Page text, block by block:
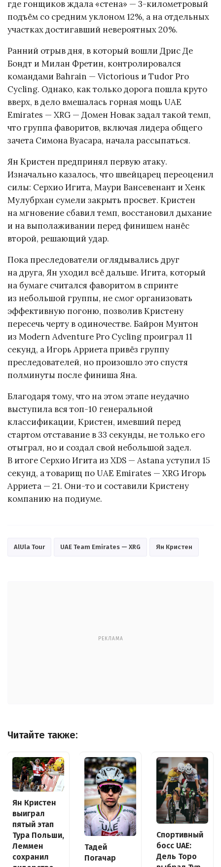
где гонщиков ждала «стена» — 3-километровый
подъём со средним уклоном 12%, а на отдельных
участках достигавший невероятных 20%.
Ранний отрыв дня, в который вошли Дрис Де
Бондт и Милан Фретин, контролировался
командами Bahrain — Victorious и Tudor Pro
Cycling. Однако, как только дорога пошла круто
вверх, в дело вмешалась горная мощь UAE
Emirates — XRG — Домен Новак задал такой темп,
что группа фаворитов, включая лидера общего
зачета Симона Вуасара, начала рассыпаться.
Ян Кристен предпринял первую атаку.
Изначально казалось, что швейцарец переоценил
силы: Серхио Игита, Маури Вансевенант и Хенк
Мулубрхан сумели закрыть просвет. Кристен
на мгновение сбавил темп, восстановил дыхание
и на выполаживании перед финишем нанёс
второй, решающий удар.
Пока преследователи оглядывались друг
на друга, Ян уходил всё дальше. Игита, который
на бумаге считался фаворитом в спринте
из небольшой группы, не смог организовать
эффективную погоню, позволив Кристену
пересечь черту в одиночестве. Байрон Мунтон
из Modern Adventure Pro Cycling проиграл 11
секунд, а Игорь Арриета привёз группу
преследователей, но произошло это спустя
полминуты после финиша Яна.
Благодаря тому, что на этом этапе неудачно
выступила вся топ-10 генеральной
классификации, Кристен, имевший перед
стартом отставание в 33 секунды, не только его
отыграл, но и создал свой небольшой задел.
В итоге Серхио Игита из XDS — Astana уступил 15
секунд, а товарищ по UAE Emirates — XRG Игорь
Арриета — 21. Они-то и составили Кристену
компанию на подиуме.
AlUla Tour UAE Team Emirates — XRG Ян Кристен
РЕКЛАМА
Читайте также:
Ян Кристен
выиграл
пятый этап
Тура Польши,
Леммен
сохранил
Тадей
Погачар
Спортивный
босс UAE:
Дель Торо